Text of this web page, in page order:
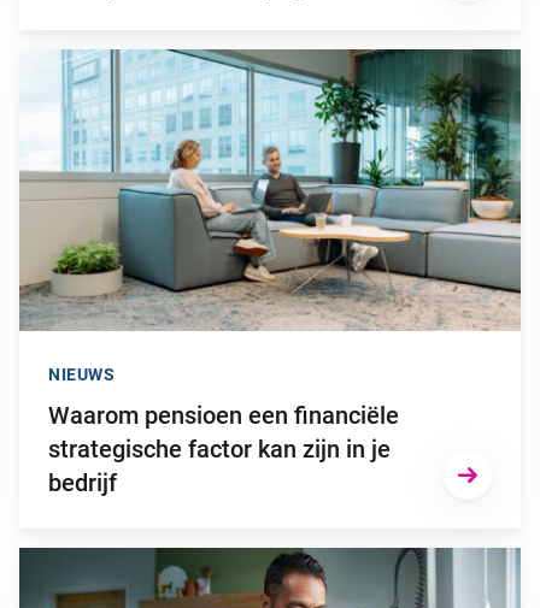
Ga naar “Waarom pensioen een financiële strategische
Waarom pensioen een financiële
strategische factor kan zijn in je
bedrijf
NIEUWS
Ga naar “2025: een bewogen beleggingsjaar”